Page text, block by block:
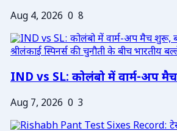
Aug 4, 2026 0 8
IND vs SL: कोलंबो में वार्म-अप
Aug 7, 2026 0 3